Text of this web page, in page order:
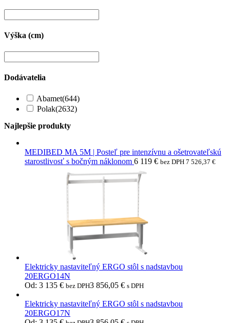
Výška (cm)
Dodávatelia
Abamet(644)
Polak(2632)
Najlepšie produkty
MEDIBED MA 5M | Posteľ pre intenzívnu a ošetrovateľskú
starostlivosť s bočným náklonom 6 119 € bez DPH 7 526,37 €
Elektricky nastaviteľný ERGO stôl s nadstavbou
20ERGO14N
Od: 3 135 € bez DPH3 856,05 € s DPH
Elektricky nastaviteľný ERGO stôl s nadstavbou
20ERGO17N